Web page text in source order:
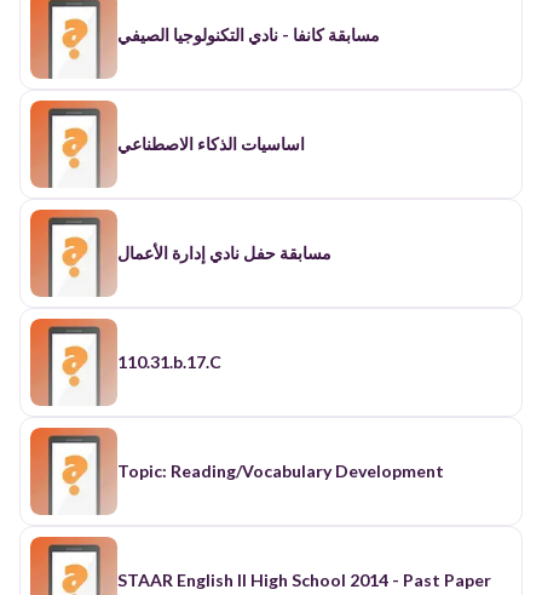
مسابقة كانفا - نادي التكنولوجيا الصيفي
اساسيات الذكاء الاصطناعي
مسابقة حفل نادي إدارة الأعمال
110.31.b.17.C
Topic: Reading/Vocabulary Development
STAAR English II High School 2014 - Past Paper